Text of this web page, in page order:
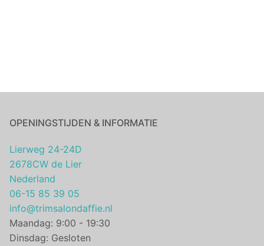
OPENINGSTIJDEN & INFORMATIE
Lierweg 24-24D
2678CW de Lier
Nederland
06-15 85 39 05
info@trimsalondaffie.nl
Maandag: 9:00 - 19:30
Dinsdag: Gesloten